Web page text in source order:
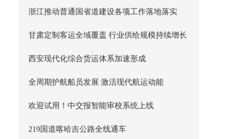
浙江推动普通国省道建设各项工作落地落实
甘肃定制客运全域覆盖 行业供给规模持续增长
西安现代化综合货运体系加速形成
全周期护航船员发展 激活现代航运动能
欢迎试用！中交报智能审校系统上线
219国道喀哈吉公路全线通车